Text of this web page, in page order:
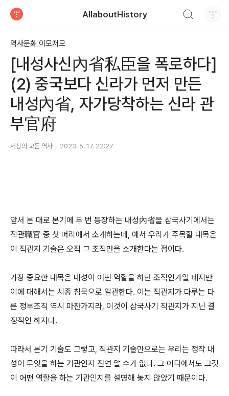
AllaboutHistory
역사문화 이모저모
[내성사신內省私臣을 폭로하다]
(2) 중국보다 신라가 먼저 만든
내성內省, 자가당착하는 신라 관
부官府
세상의 모든 역사 2023. 5. 17. 22:27
앞서 본 대로 본기에 두 번 등장하는 내성內省을 삼국사기에서는
직관職官 중 첫 머리에서 소개하는데, 예서 우리가 주목할 대목은
이 직관지 기술은 오직 그 조직만을 소개한다는 점이다.
가장 중요한 대목은 내성이 어떤 역할을 하던 조직인가일 테지만
이에 대해서는 시종 침묵으로 일관한다. 이는 직관지가 다루는 다
른 정부조직 역시 마찬가지라, 이것이 삼국사기 직관지가 지닌 결
정적인 하자다.
따라서 본기 기술도 그렇고, 직관지 기술만으로는 우리는 정작 내
성이 무엇을 하는 기관인지 전연 알 수가 없다. 그 어디에서도 그것
이 어떤 역할을 하는 기관인지를 설명해 놓지 않았기 때문이다.